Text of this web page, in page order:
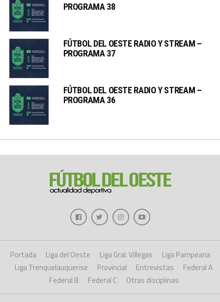
PROGRAMA 38
FÚTBOL DEL OESTE RADIO Y STREAM –
PROGRAMA 37
FÚTBOL DEL OESTE RADIO Y STREAM –
PROGRAMA 36
Portada Liga del Oeste Liga Gral. Villegas
Liga Pampeana
Liga Trenquelauquense
Provincial Entrevistas
Federal A
Federal B
Federal C Otras disciplinas